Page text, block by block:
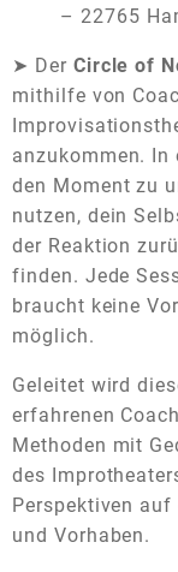
– 22765
➤ DerCircle of
mithilfe von
anzukommen. In
den Moment zu
nutzen, dein
der Reaktion
finden. Jede
braucht keine
möglich.
Geleitet wird
erfahrenen
Methoden mit
des
Perspektiven
und Vorhaben.